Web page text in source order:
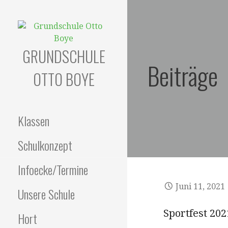
GRUNDSCHULE
OTTO BOYE
Klassen
Schulkonzept
Infoecke/Termine
Unsere Schule
Hort
Beiträge
Juni 11, 2021
Sportfest